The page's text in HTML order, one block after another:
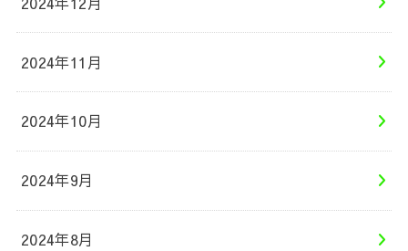
2024年11月
2024年10月
2024年9月
2024年8月